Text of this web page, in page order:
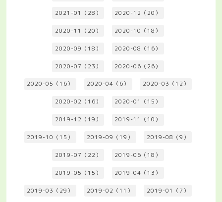
2021-01（28） 2020-12（20）
2020-11（20） 2020-10（18）
2020-09（18） 2020-08（16）
2020-07（23） 2020-06（26）
2020-05（16） 2020-04（6） 2020-03（12）
2020-02（16） 2020-01（15）
2019-12（19） 2019-11（10）
2019-10（15） 2019-09（19） 2019-08（9）
2019-07（22） 2019-06（18）
2019-05（15） 2019-04（13）
2019-03（29） 2019-02（11） 2019-01（7）